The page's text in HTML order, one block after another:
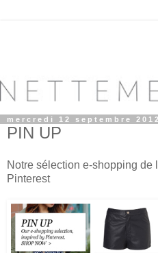
mercredi 12 septembre 2012
PIN UP
Notre sélection e-shopping de
Pinterest